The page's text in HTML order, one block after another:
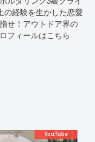
の経験を生かした恋愛
せ！アウトドア界の
フィールはこちら
YouTube